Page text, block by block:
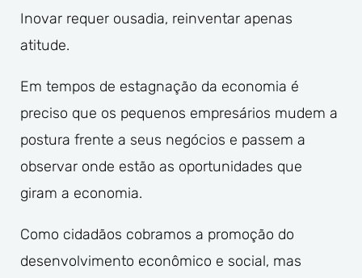
Inovar requer ousadia, reinventar apenas
atitude.
Em tempos de estagnação da economia é
preciso que os pequenos empresários mudem a
postura frente a seus negócios e passem a
observar onde estão as oportunidades que
giram a economia.
Como cidadãos cobramos a promoção do
desenvolvimento econômico e social, mas